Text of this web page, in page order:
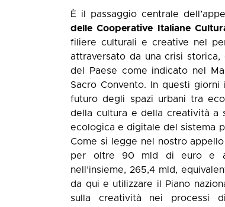
È il passaggio centrale
delle Cooperative Italiane
filiere culturali e creative nel
attraversato da una crisi
del Paese come indicato nel
Sacro Convento. In questi
futuro degli spazi urbani tra
della cultura e della creatività a
ecologica e digitale del sistema
Come si legge nel nostro
per oltre 90 mld di euro e
nell’insieme, 265,4 mld,
da qui e utilizzare il Piano
sulla creatività nei processi